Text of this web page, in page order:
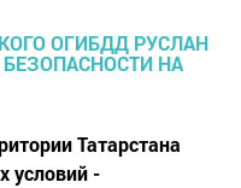
Татарстана
условий -